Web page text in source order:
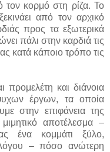
τον κορμό στη ρίζα. Το
από τον αρχικό
προς τα εξωτερικά
πάλι στην καρδιά τις
κατά κάποιο τρόπο τις
προμελέτη και διάνοια
έργων, τα οποία
στην επιφάνεια της
αποτέλεσμα –
ένα κομμάτι ξύλο,
– πόσο ανώτερη